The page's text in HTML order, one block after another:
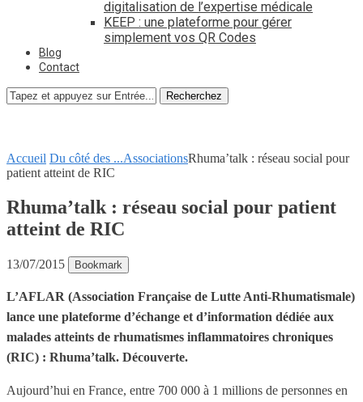
digitalisation de l’expertise médicale
KEEP : une plateforme pour gérer
simplement vos QR Codes
Blog
Contact
Recherchez
Accueil Du côté des ...AssociationsRhuma’talk : réseau social pour
patient atteint de RIC
Rhuma’talk : réseau social pour patient
atteint de RIC
13/07/2015 Bookmark
L’AFLAR (Association Française de Lutte Anti-Rhumatismale)
lance une plateforme d’échange et d’information dédiée aux
malades atteints de rhumatismes inflammatoires chroniques
(RIC) : Rhuma’talk. Découverte.
Aujourd’hui en France, entre 700 000 à 1 millions de personnes en